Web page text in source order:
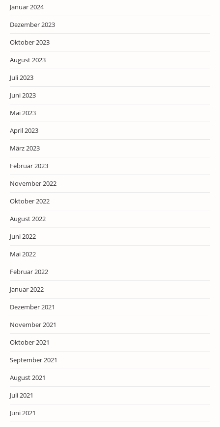
Januar 2024
Dezember 2023
Oktober 2023
August 2023
Juli 2023
Juni 2023
Mai 2023
April 2023
März 2023
Februar 2023
November 2022
Oktober 2022
August 2022
Juni 2022
Mai 2022
Februar 2022
Januar 2022
Dezember 2021
November 2021
Oktober 2021
September 2021
August 2021
Juli 2021
Juni 2021